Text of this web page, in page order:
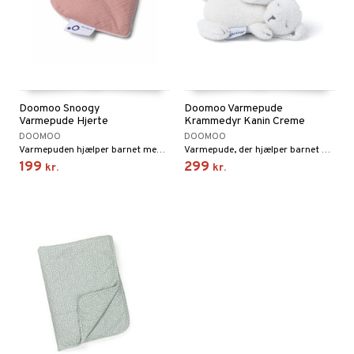
Doomoo Snoogy
Varmepude Hjerte
DOOMOO
Varmepuden hjælper barnet med at falde til ro.
199 kr.
Doomoo Varmepude
Krammedyr Kanin Creme
DOOMOO
Varmepude, der hjælper barnet med at falde til ro.
299 kr.